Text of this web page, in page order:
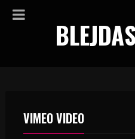
VIMEO VIDEO